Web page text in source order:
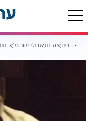
דף הבית יהדות גדולי ישראל